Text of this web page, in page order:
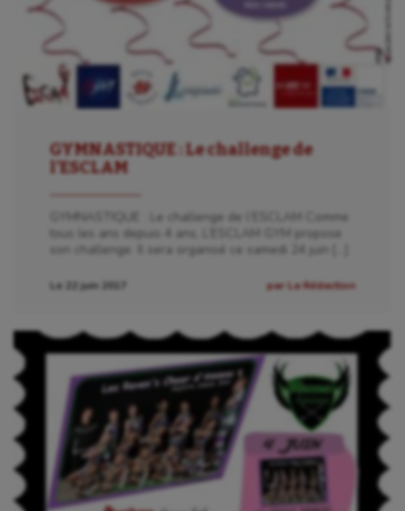
Longue paume
Moto
Natation
Omnisports
Paddle
Pétanque
Plongée
Randonnée / Marche
Roller-derby
Sarbacane
GYMNASTIQUE : Le challenge de
l’ESCLAM
GYMNASTIQUE : Le challenge de l’ESCLAM Comme
tous les ans depuis 4 ans, L’ESCLAM GYM propose
son challenge. Il sera organisé ce samedi 24 juin […]
Le 22 juin 2017 par La Rédaction